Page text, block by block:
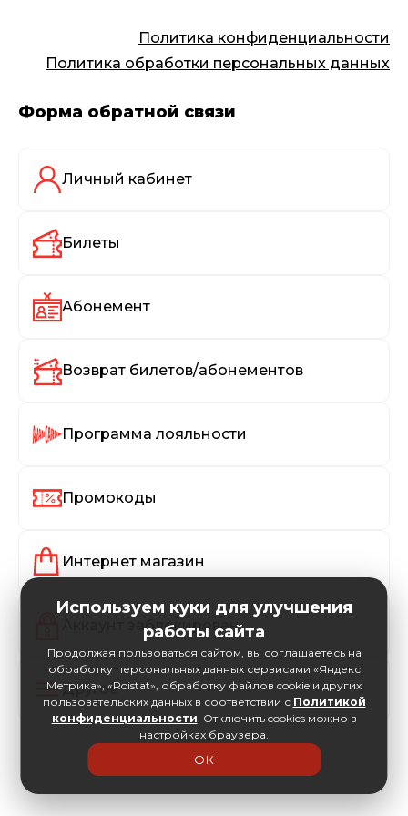
Политика конфиденциальности
Политика обработки персональных данных
Форма обратной связи
Личный кабинет
Билеты
Абонемент
Возврат билетов/абонементов
Программа лояльности
Промокоды
Интернет магазин
Аккаунт заблокирован
Другое
Используем куки для улучшения
работы сайта
Продолжая пользоваться сайтом, вы соглашаетесь на
обработку персональных данных сервисами «Яндекс
Метрика», «Roistat», обработку файлов cookie и других
пользовательских данных в соответствии с Политикой
конфиденциальности. Отключить cookies можно в
настройках браузера.
ОК